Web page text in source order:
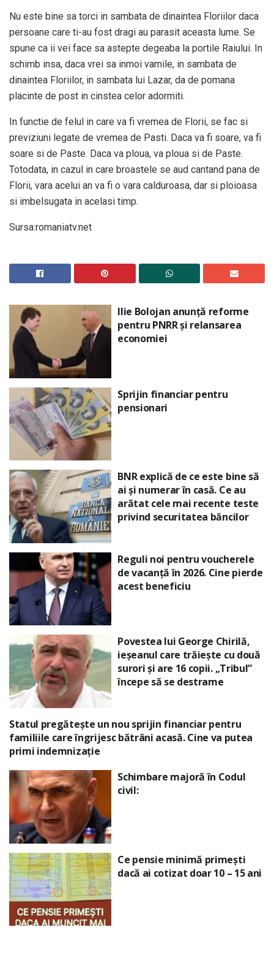
Nu este bine sa torci in sambata de dinaintea Floriilor daca
persoane care ti-au fost dragi au parasit aceasta lume. Se
spune ca ii vei face sa astepte degeaba la portile Raiului. In
schimb insa, daca vrei sa inmoi vamile, in sambata de
dinaintea Floriilor, in sambata lui Lazar, da de pomana
placinte de post in cinstea celor adormiti.
In functie de felul in care va fi vremea de Florii, se fac si
previziuni legate de vremea de Pasti. Daca va fi soare, va fi
soare si de Paste. Daca va ploua, va ploua si de Paste.
Totodata, in cazul in care broastele se aud cantand pana de
Florii, vara acelui an va fi o vara calduroasa, dar si ploioasa
si imbelsugata in acelasi timp.
Sursa:romaniatv.net
Ilie Bolojan anunță reforme
pentru PNRR și relansarea
economiei
Sprijin financiar pentru
pensionari
BNR explică de ce este bine să
ai și numerar în casă. Ce au
arătat cele mai recente teste
privind securitatea băncilor
Reguli noi pentru voucherele
de vacanță în 2026. Cine pierde
acest beneficiu
Povestea lui George Chirilă,
ieșeanul care trăiește cu două
surori și are 16 copii. „Tribul”
începe să se destrame
Statul pregătește un nou sprijin financiar pentru
familiile care îngrijesc bătrâni acasă. Cine va putea
primi indemnizație
Schimbare majoră în Codul
civil:
Ce pensie minimă primești
dacă ai cotizat doar 10 – 15 ani